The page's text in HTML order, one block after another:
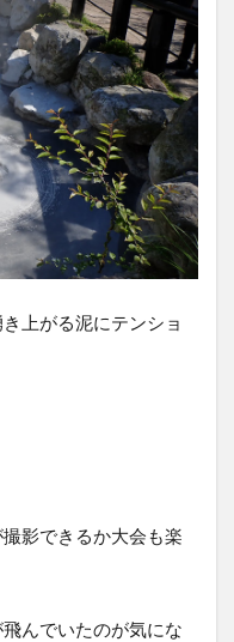
上がる泥にテンショ
影できるか大会も楽
んでいたのが気にな